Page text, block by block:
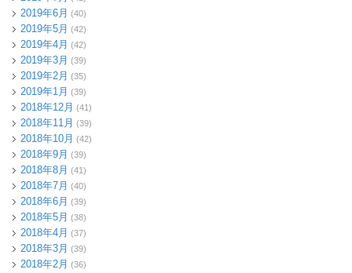
2019年6月 (40)
2019年5月 (42)
2019年4月 (42)
2019年3月 (39)
2019年2月 (35)
2019年1月 (39)
2018年12月 (41)
2018年11月 (39)
2018年10月 (42)
2018年9月 (39)
2018年8月 (41)
2018年7月 (40)
2018年6月 (39)
2018年5月 (38)
2018年4月 (37)
2018年3月 (39)
2018年2月 (36)